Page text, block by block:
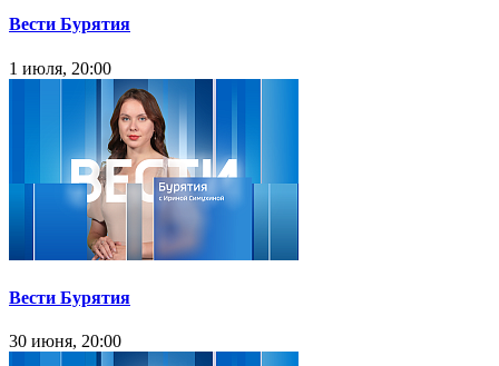
Вести Бурятия
1 июля, 20:00
Вести Бурятия
30 июня, 20:00